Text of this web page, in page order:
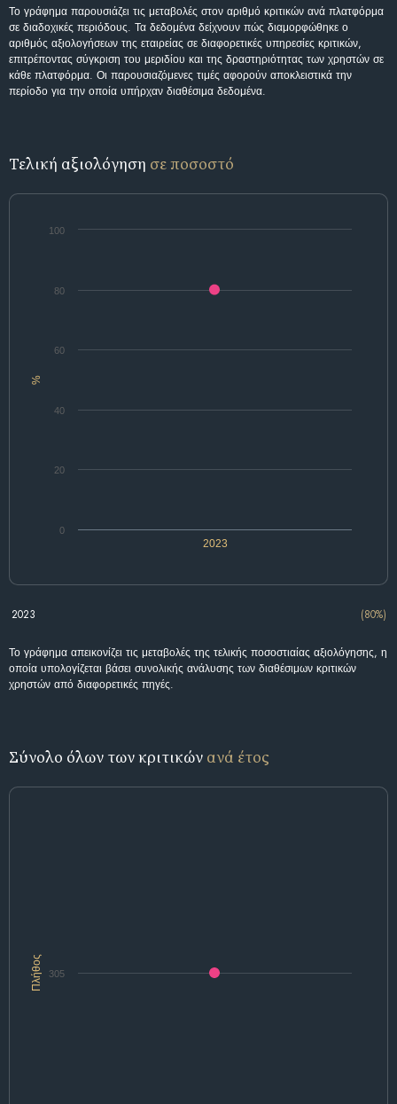
Το γράφημα παρουσιάζει τις μεταβολές στον αριθμό κριτικών ανά πλατφόρμα
σε διαδοχικές περιόδους. Τα δεδομένα δείχνουν πώς διαμορφώθηκε ο
αριθμός αξιολογήσεων της εταιρείας σε διαφορετικές υπηρεσίες κριτικών,
επιτρέποντας σύγκριση του μεριδίου και της δραστηριότητας των χρηστών σε
κάθε πλατφόρμα. Οι παρουσιαζόμενες τιμές αφορούν αποκλειστικά την
περίοδο για την οποία υπήρχαν διαθέσιμα δεδομένα.
Τελική αξιολόγηση σε ποσοστό
%
2023
0
20
40
60
80
100
2023 (80%)
Το γράφημα απεικονίζει τις μεταβολές της τελικής ποσοστιαίας αξιολόγησης, η
οποία υπολογίζεται βάσει συνολικής ανάλυσης των διαθέσιμων κριτικών
χρηστών από διαφορετικές πηγές.
Σύνολο όλων των κριτικών ανά έτος
Πλήθος 305